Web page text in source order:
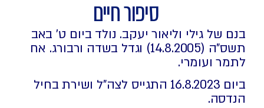
סיפור חיים
בנם של גילי וליאור יעקב. נולד ביום ט' באב
תשס"ה (14.8.2005) וגדל בשדה ורבורג. אח
לתמר ועומרי.
ביום 16.8.2023 התגייס לצה"ל ושירת בחיל
הנדסה.